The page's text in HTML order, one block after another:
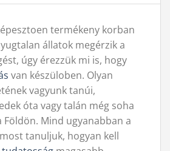
termékeny korban
állatok megérzik a
úgy érezzük mi is, hogy
van készüloben. Olyan
vagyunk tanúi,
óta vagy talán még soha
Földön. Mind ugyanabban a
tanuljuk, hogyan kell